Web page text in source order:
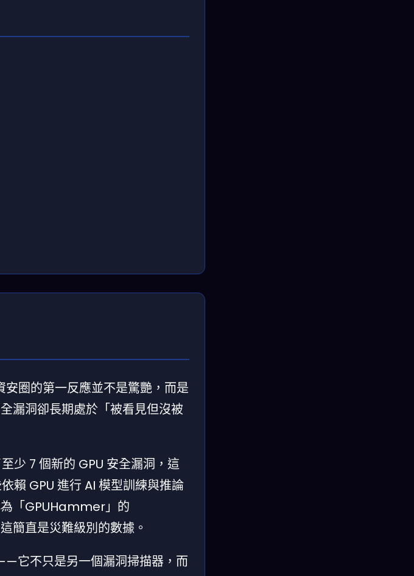
圈的第一反應並不是驚艷，而是
漏洞卻長期處於「被看見但沒被
少 7 個新的 GPU 安全漏洞，這
賴 GPU 進行 AI 模型訓練與推論
「GPUHammer」的
簡直是災難級別的數據。
它不只是另一個漏洞掃描器，而